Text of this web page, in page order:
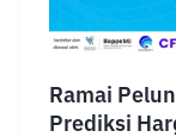
Ramai
Prediksi